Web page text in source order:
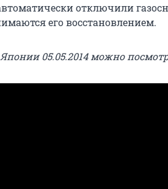
отключили
его восстановлением.
05.05.2014 можно